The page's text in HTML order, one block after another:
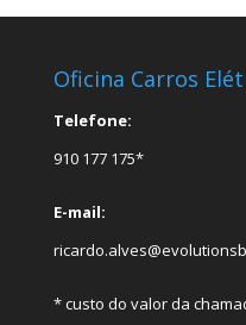
Oficina Carros
Telefone:
910 177 175*
E-mail:
* custo do valor da